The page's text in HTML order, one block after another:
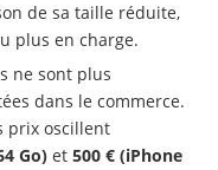
de sa taille réduite,
plus en charge.
ne sont plus
dans le commerce.
prix oscillent
Go) et 500 € (iPhone